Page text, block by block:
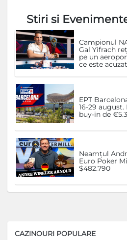
Stiri si
Campionul
Gal Yifrach
pe un
ce este acuzat
EPT
16-29
buy-in de
Neamțul
Euro Poker
$482.790
CAZINOURI POPULARE